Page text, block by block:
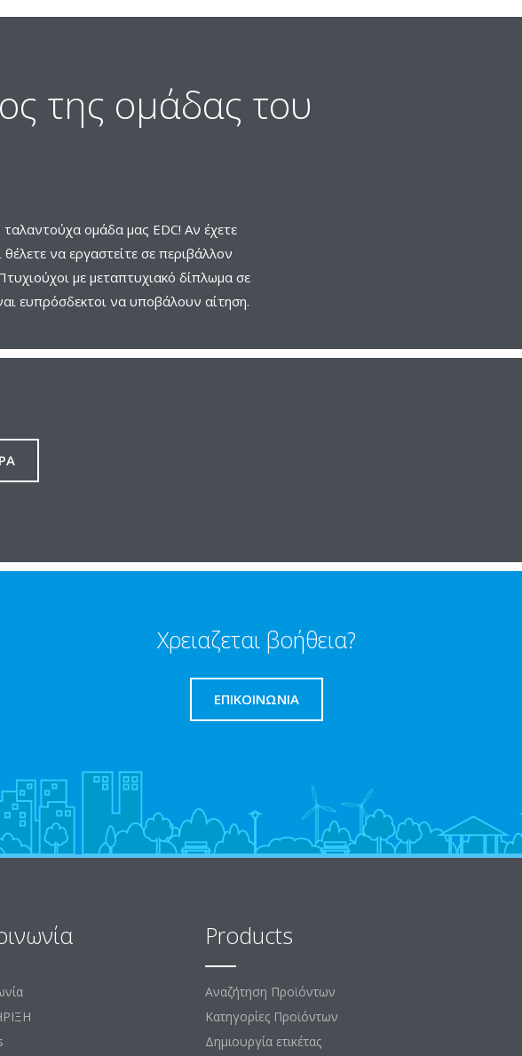
της ομάδας του
ομάδα μας EDC! Αν έχετε
να εργαστείτε σε περιβάλλον
με μεταπτυχιακό δίπλωμα σε
ευπρόσδεκτοι να υποβάλουν αίτηση.
Χρειαζεται βοήθεια?
ΕΠΙΚΟΙΝΩΝΊΑ
Products
Αναζήτηση Προϊόντων
Κατηγορίες Προϊόντων
Δημιουργία ετικέτας